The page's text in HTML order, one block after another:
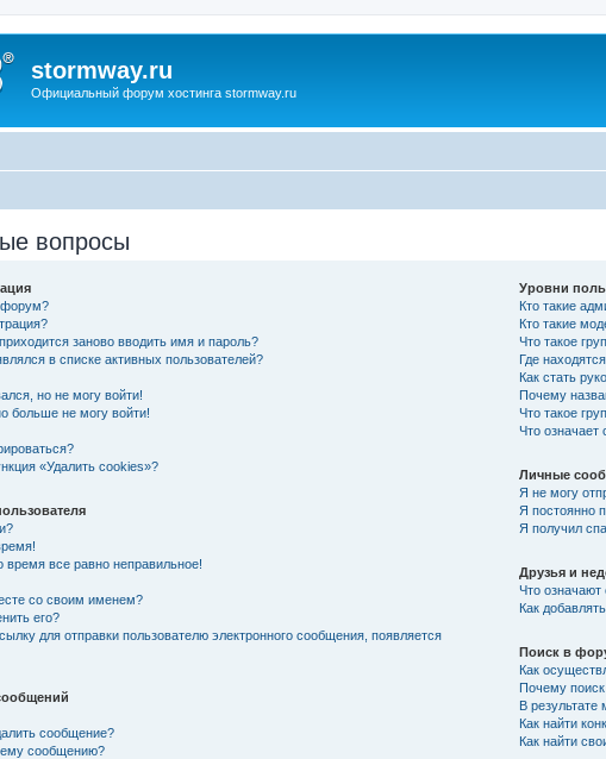
stormway.ru
Официальный форум хостинга stormway.ru
вопросы
форум?
заново вводить имя и пароль?
в списке активных пользователей?
но не могу войти!
больше не могу войти!
«Удалить cookies»?
время все равно неправильное!
со своим именем?
его?
для отправки пользователю электронного сообщения, появляется
сообщение?
сообщению?
Уровни
Кто такие
Кто такие
Что такое
Где
Как стать
Почему
Что такое
Что означает
Личные
Я не могу
Я постоянно
Я получил
Друзья и
Что означают
Как
Поиск в
Как
Почему поиск
В результате
Как найти
Как найти